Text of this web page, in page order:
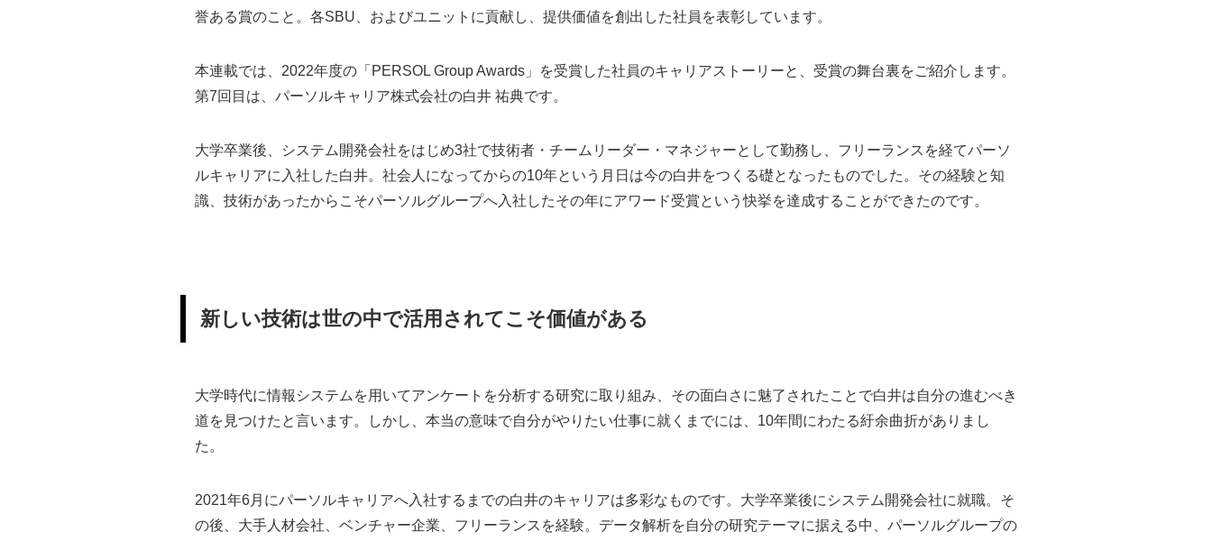
誉ある賞のこと。各SBU、およびユニットに貢献し、提供価値を創出した社員を表彰しています。
本連載では、2022年度の「PERSOL Group Awards」を受賞した社員のキャリアストーリーと、受賞の舞台裏をご紹介します。
第7回目は、パーソルキャリア株式会社の白井 祐典です。
大学卒業後、システム開発会社をはじめ3社で技術者・チームリーダー・マネジャーとして勤務し、フリーランスを経てパーソ
ルキャリアに入社した白井。社会人になってからの10年という月日は今の白井をつくる礎となったものでした。その経験と知
識、技術があったからこそパーソルグループへ入社したその年にアワード受賞という快挙を達成することができたのです。
新しい技術は世の中で活用されてこそ価値がある
大学時代に情報システムを用いてアンケートを分析する研究に取り組み、その面白さに魅了されたことで白井は自分の進むべき
道を見つけたと言います。しかし、本当の意味で自分がやりたい仕事に就くまでには、10年間にわたる紆余曲折がありまし
た。
2021年6月にパーソルキャリアへ入社するまでの白井のキャリアは多彩なものです。大学卒業後にシステム開発会社に就職。そ
の後、大手人材会社、ベンチャー企業、フリーランスを経験。データ解析を自分の研究テーマに据える中、パーソルグループの